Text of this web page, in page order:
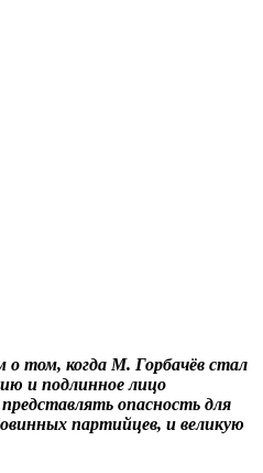
о том, когда М. Горбачёв стал
и подлинное лицо
опасность для
партийцев, и великую